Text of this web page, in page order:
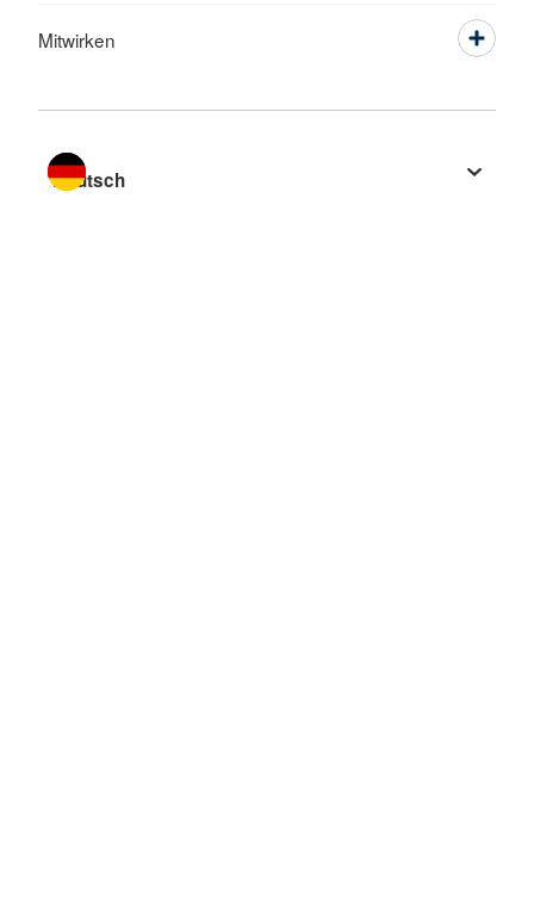
Mitwirken
Sprache wechseln zu